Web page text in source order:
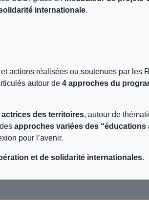
internationale.
actions réalisées ou soutenues par les
autour de 4 approches du
des territoires, autour de
approches variées des “éducations
pour l’avenir.
et de solidarité internationales.